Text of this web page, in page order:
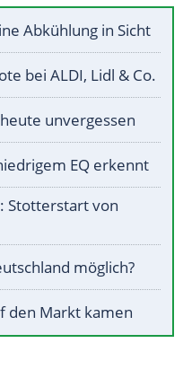
Abkühlung in Sicht
bei ALDI, Lidl & Co.
unvergessen
EQ erkennt
Stotterstart von
möglich?
den Markt kamen